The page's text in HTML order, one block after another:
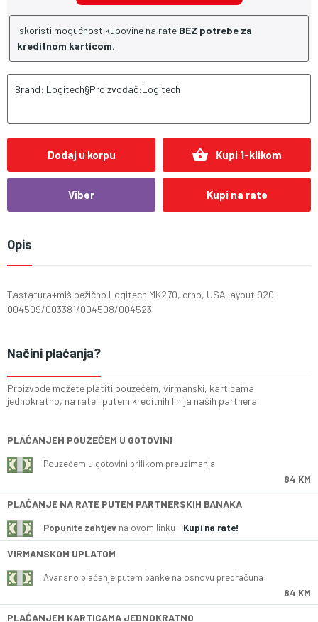
Iskoristi mogućnost kupovine na rate BEZ potrebe za
kreditnom karticom.
Brand: Logitech§Proizvođač:Logitech
Dodaj u korpu shopping_basket Kupi 1-klikom
Viber Kupi na rate
Opis
Tastatura+miš bežično Logitech MK270, crno, USA layout 920-
004509/003381/004508/004523
Načini plaćanja?
Proizvode možete platiti pouzećem, virmanski, karticama
jednokratno, na rate i putem kreditnih linija naših partnera.
PLAĆANJEM POUZEĆEM U GOTOVINI
Pouzećem u gotovini prilikom preuzimanja
84 KM
PLAĆANJE NA RATE PUTEM PARTNERSKIH BANAKA
Popunite zahtjev na ovom linku - Kupi na rate!
VIRMANSKOM UPLATOM
Avansno plaćanje putem banke na osnovu predračuna
84 KM
PLAĆANJEM KARTICAMA JEDNOKRATNO